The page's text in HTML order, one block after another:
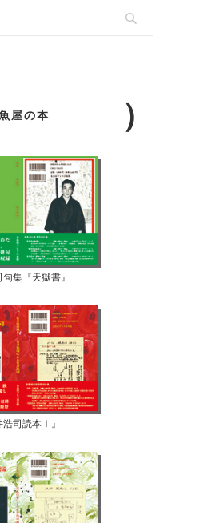
屋の本
集『天獄書』
浩司読本Ⅰ』